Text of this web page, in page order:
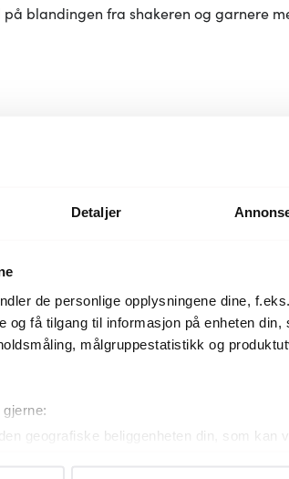
Detaljer
de personlige opplysningene dine,
og få tilgang til informasjon på enheten
målgruppestatistikk og
geografiske beliggenheten din, som
på blandingen fra shakeren og garnere